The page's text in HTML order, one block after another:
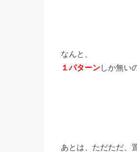
なんと、
１パターンしか無い
あとは、ただただ、